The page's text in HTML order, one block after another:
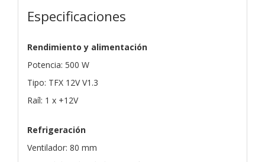
Especificaciones
Rendimiento y alimentación
Potencia: 500 W
Tipo: TFX 12V V1.3
Raíl: 1 x +12V
Refrigeración
Ventilador: 80 mm